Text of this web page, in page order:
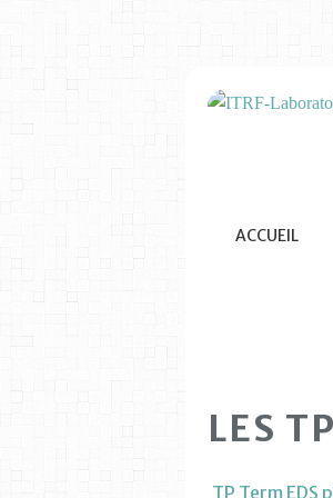
ACCUEIL
LES
TP Term EDS